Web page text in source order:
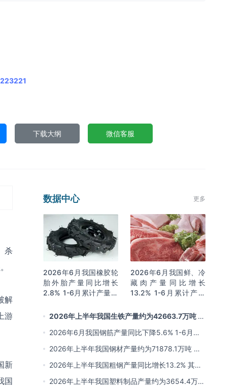
下载大纲 微信客服
杀
解
游
新
国
数据中心 更多
2026年6月我国橡胶轮
胎外胎产量同比增长
2.8% 1-6月累计产量同
2026年6月我国鲜、冷
藏肉产量同比增长
13.2% 1-6月累计产量
2026年上半年我国生铁产量约为42663.7万吨 同
比下降2.8% 其中河北产量占比22.7%排名第一
2026年6月我国钢筋产量同比下降5.6% 1-6月累
计产量同比下降10.7%
2026年上半年我国钢材产量约为71878.1万吨 同
比下降0.9% 其中河北以超亿吨产量排名第一
2026年上半年我国粗钢产量同比增长13.2% 其中
河北产量占比21.5%位居首位
2026年上半年我国塑料制品产量约为3654.4万吨